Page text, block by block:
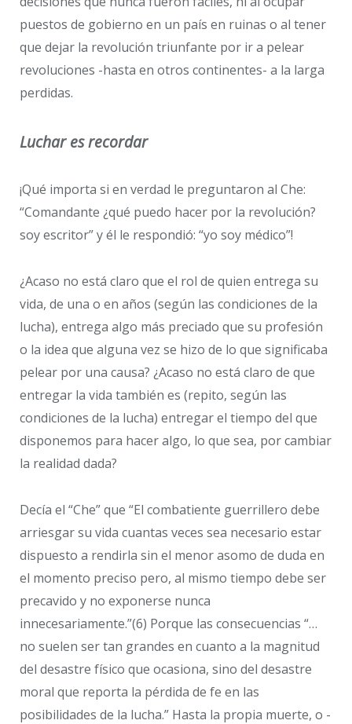
puestos de gobierno en un país en ruinas o al tener
que dejar la revolución triunfante por ir a pelear
revoluciones -hasta en otros continentes- a la larga
perdidas.
Luchar es recordar
¡Qué importa si en verdad le preguntaron al Che:
“Comandante ¿qué puedo hacer por la revolución?
soy escritor” y él le respondió: “yo soy médico”!
¿Acaso no está claro que el rol de quien entrega su
vida, de una o en años (según las condiciones de la
lucha), entrega algo más preciado que su profesión
o la idea que alguna vez se hizo de lo que significaba
pelear por una causa? ¿Acaso no está claro de que
entregar la vida también es (repito, según las
condiciones de la lucha) entregar el tiempo del que
disponemos para hacer algo, lo que sea, por cambiar
la realidad dada?
Decía el “Che” que “El combatiente guerrillero debe
arriesgar su vida cuantas veces sea necesario estar
dispuesto a rendirla sin el menor asomo de duda en
el momento preciso pero, al mismo tiempo debe ser
precavido y no exponerse nunca
innecesariamente.”(6) Porque las consecuencias “…
no suelen ser tan grandes en cuanto a la magnitud
del desastre físico que ocasiona, sino del desastre
moral que reporta la pérdida de fe en las
posibilidades de la lucha.” Hasta la propia muerte, o -